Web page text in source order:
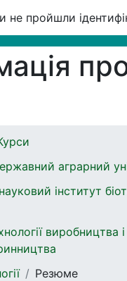
не пройшли
аграрний
інститут
виробництва
Резюме